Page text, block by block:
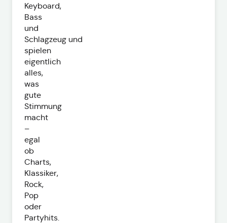
Keyboard,
Bass
und
Schlagzeug und
spielen
eigentlich
alles,
was
gute
Stimmung
macht
–
egal
ob
Charts,
Klassiker,
Rock,
Pop
oder
Partyhits.